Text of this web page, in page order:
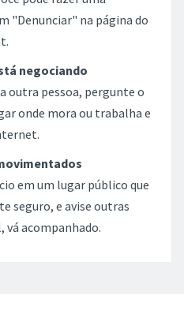
"Denunciar" na página do
negociando
outra pessoa, pergunte o
onde mora ou trabalha e
em um lugar público que
seguro, e avise outras
vá acompanhado.